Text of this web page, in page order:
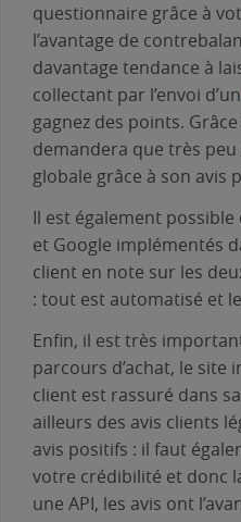
questionnaire grâce à
l’avantage de
davantage tendance à
collectant par l’envoi d’un
gagnez des points.
demandera que très
globale grâce à son avis
Il est également possible
et Google implémentés
client en note sur les
: tout est automatisé et
Enfin, il est très
parcours d’achat, le
client est rassuré dans
ailleurs des avis clients
avis positifs : il faut
votre crédibilité et donc
une API, les avis ont